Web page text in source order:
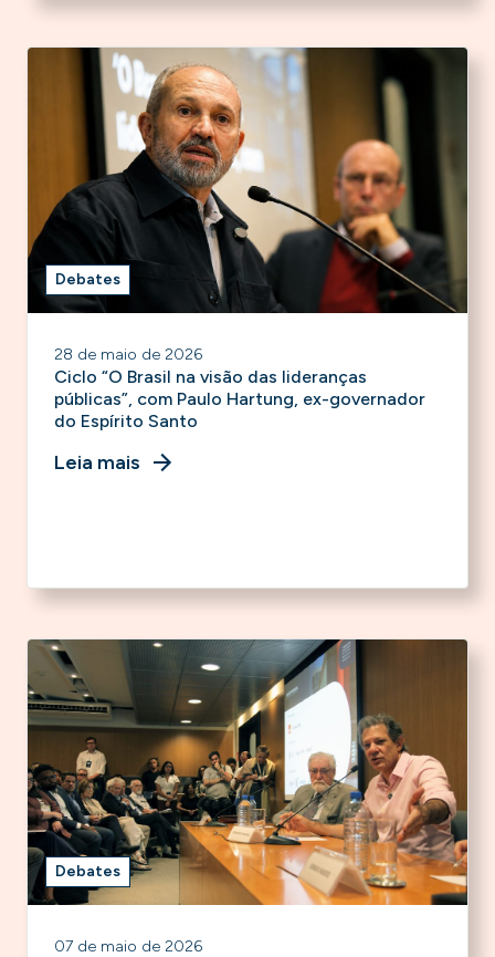
Debates
28 de maio de 2026
Ciclo “O Brasil na visão das lideranças
públicas”, com Paulo Hartung, ex-governador
do Espírito Santo
Leia mais
Debates
07 de maio de 2026